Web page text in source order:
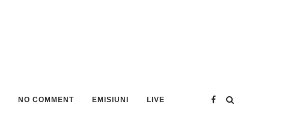
NO COMMENT EMISIUNI LIVE